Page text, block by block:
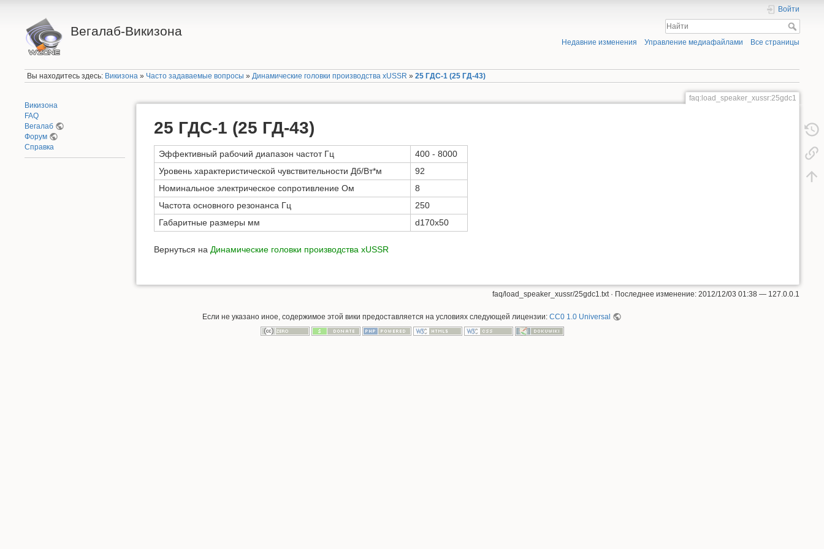
Вегалаб-Викизона
Войти
Недавние изменения Управление медиафайлами Все страницы
Вы находитесь здесь: Викизона » Часто задаваемые вопросы »Динамические головки производства xUSSR »25 ГДС-1 (25 ГД-43)
Викизона
FAQ
Вегалаб
Форум
Справка
faq:load_speaker_xussr:25gdc1
25 ГДС-1 (25 ГД-43)
Эффективный рабочий диапазон частот Гц
400 - 8000
Уровень характеристической чувствительности Дб/Вт*м
92
Номинальное электрическое сопротивление Ом
8
Частота основного резонанса Гц
250
Габаритные размеры мм
d170х50
Вернуться на Динамические головки производства xUSSR
faq/load_speaker_xussr/25gdc1.txt· Последнее изменение: 2012/12/03 01:38 — 127.0.0.1
Если не указано иное, содержимое этой вики предоставляется на условиях следующей лицензии: CC0 1.0 Universal